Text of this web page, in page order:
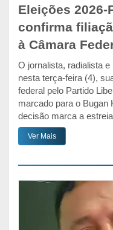
Eleições
confirma
à Câmara
O jornalista, radialista
nesta terça-feira (4),
federal pelo Partido
marcado para o Bugan
decisão marca a
Ver Mais